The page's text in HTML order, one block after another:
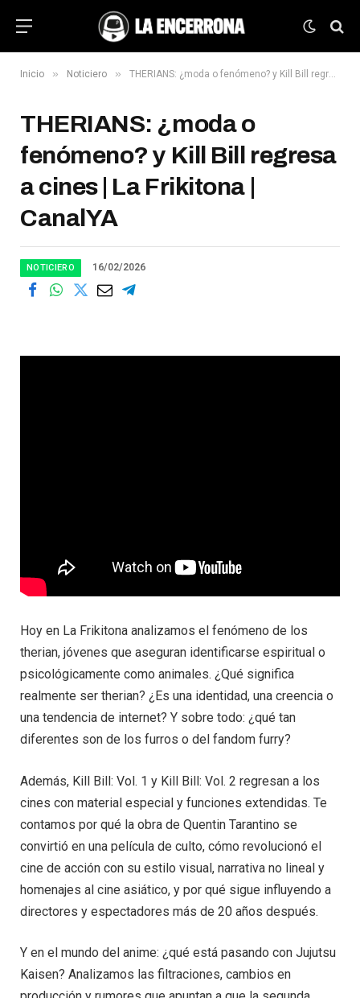
Inicio » Noticiero » THERIANS: ¿moda o fenómeno? y Kill Bill regresa a cines | La Frikitona | CanalYA
THERIANS: ¿moda o
fenómeno? y Kill Bill regresa
a cines | La Frikitona |
CanalYA
NOTICIERO 16/02/2026
Hoy en La Frikitona analizamos el fenómeno de los
therian, jóvenes que aseguran identificarse espiritual o
psicológicamente como animales. ¿Qué significa
realmente ser therian? ¿Es una identidad, una creencia o
una tendencia de internet? Y sobre todo: ¿qué tan
diferentes son de los furros o del fandom furry?
Además, Kill Bill: Vol. 1 y Kill Bill: Vol. 2 regresan a los
cines con material especial y funciones extendidas. Te
contamos por qué la obra de Quentin Tarantino se
convirtió en una película de culto, cómo revolucionó el
cine de acción con su estilo visual, narrativa no lineal y
homenajes al cine asiático, y por qué sigue influyendo a
directores y espectadores más de 20 años después.
Y en el mundo del anime: ¿qué está pasando con Jujutsu
Kaisen? Analizamos las filtraciones, cambios en